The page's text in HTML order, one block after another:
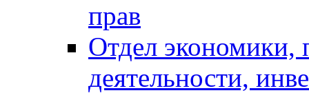
прав
Отдел экономики,
деятельности,